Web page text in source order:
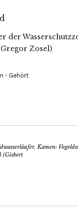
der
Zosel)
- Gehört
(Gisbert
Kamen: